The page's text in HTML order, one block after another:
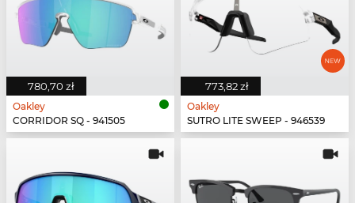
780,70 zł
Oakley
CORRIDOR SQ - 941505
773,82 zł
Oakley
SUTRO LITE SWEEP - 946539